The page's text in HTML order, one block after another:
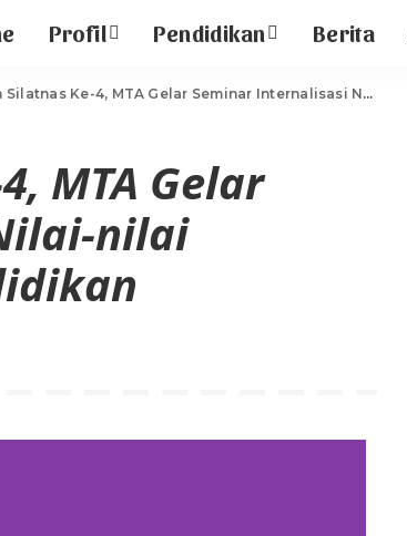
Profil Pendidikan Berita
Ke-4, MTA Gelar Seminar Internalisasi Nilai-nilai Pancasila melalui Pendidikan
MTA Gelar
nilai